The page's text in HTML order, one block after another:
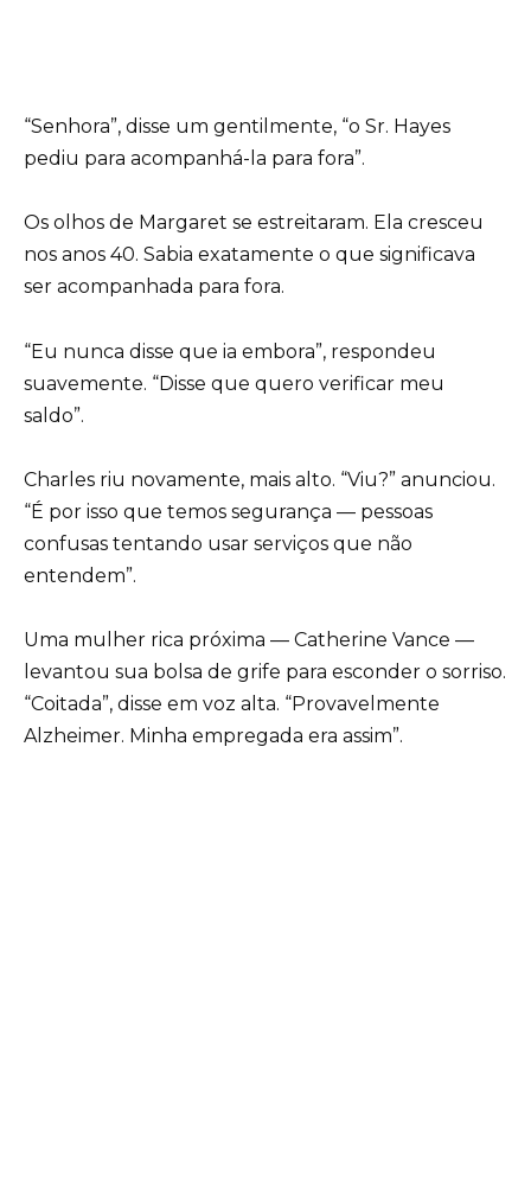
“Senhora”, disse um gentilmente, “o Sr. Hayes
pediu para acompanhá-la para fora”.
Os olhos de Margaret se estreitaram. Ela cresceu
nos anos 40. Sabia exatamente o que significava
ser acompanhada para fora.
“Eu nunca disse que ia embora”, respondeu
suavemente. “Disse que quero verificar meu
saldo”.
Charles riu novamente, mais alto. “Viu?” anunciou.
“É por isso que temos segurança — pessoas
confusas tentando usar serviços que não
entendem”.
Uma mulher rica próxima — Catherine Vance —
levantou sua bolsa de grife para esconder o sorriso.
“Coitada”, disse em voz alta. “Provavelmente
Alzheimer. Minha empregada era assim”.